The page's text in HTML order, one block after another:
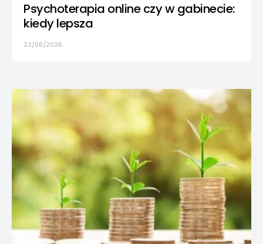
Psychoterapia online czy w gabinecie:
kiedy lepsza
23/06/2026